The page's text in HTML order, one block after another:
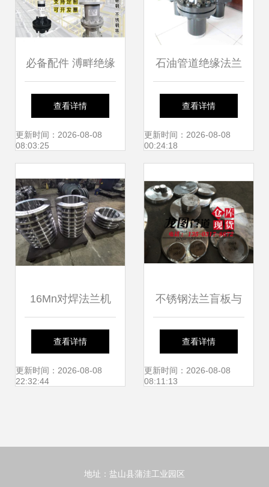
必备配件 溥畔绝缘
接头与绝缘法兰在
天然气管道中的应
查看详情
更新时间：2026-08-08
08:03:25
石油管道绝缘法兰
安装与使用注意事
项全解析
查看详情
更新时间：2026-08-08
00:24:18
16Mn对焊法兰机
加工的行业须知与
绝缘法兰应用解析
查看详情
更新时间：2026-08-08
22:32:44
不锈钢法兰盲板与
合金盲板法兰的应
用与选择指南
查看详情
更新时间：2026-08-08
08:11:13
地址：盐山县蒲洼工业园区